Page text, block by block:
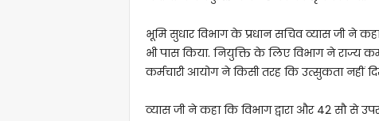
भूमि सुधार विभाग के प्रधान सचिव व्यास जी ने
भी पास किया. नियुक्ति के लिए विभाग ने राज्य
कर्मचारी आयोग ने किसी तरह कि उत्सुकता नहीं
व्यास जी ने कहा कि विभाग द्वारा और 42 सौ से